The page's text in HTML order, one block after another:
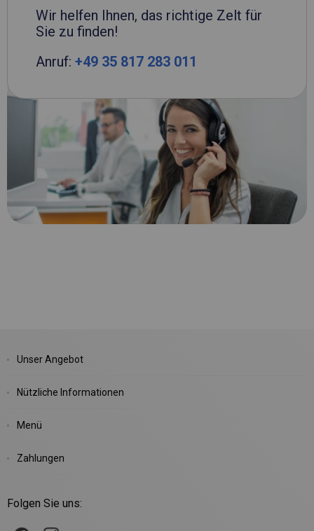
Wir helfen Ihnen, das richtige Zelt für
Sie zu finden!
Anruf: +49 35 817 283 011
Unser Angebot
Nützliche Informationen
Menü
Zahlungen
Folgen Sie uns: